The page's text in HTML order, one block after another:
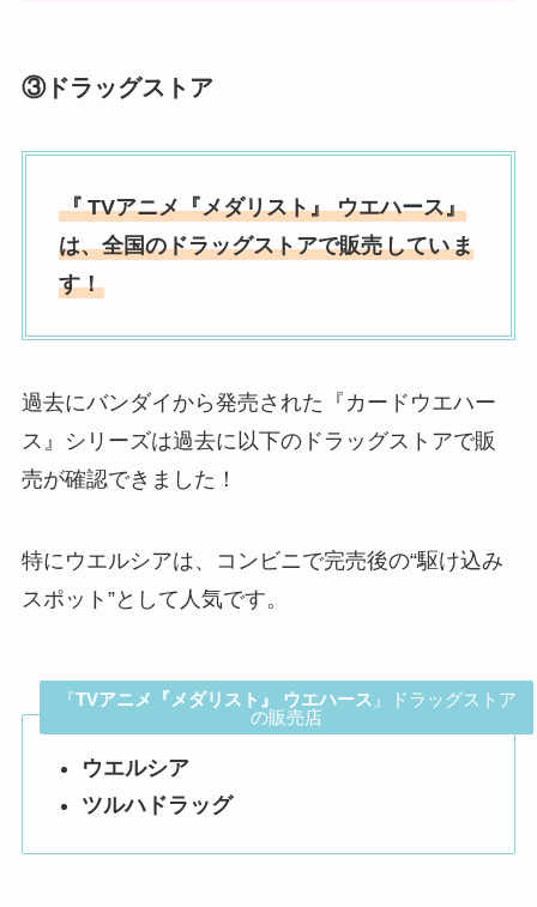
③ドラッグストア
『 TVアニメ『メダリスト』 ウエハース』
は、全国のドラッグストアで販売していま
す！
過去にバンダイから発売された『カードウエハー
ス』シリーズは過去に以下のドラッグストアで販
売が確認できました！
特にウエルシアは、コンビニで完売後の“駆け込み
スポット”として人気です。
『TVアニメ『メダリスト』 ウエハース 』ドラッグストア
の販売店
ウエルシア
ツルハドラッグ